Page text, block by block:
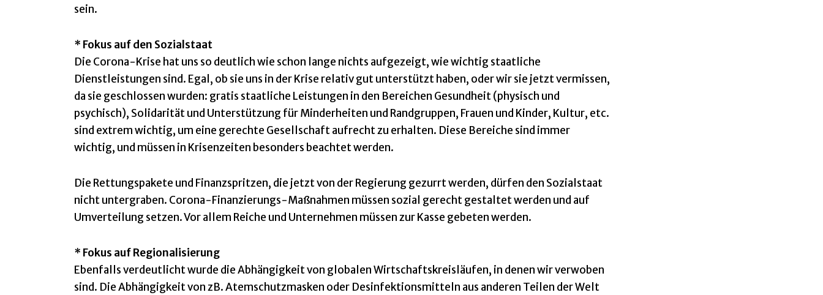
sein.
* Fokus auf den Sozialstaat
Die Corona-Krise hat uns so deutlich wie schon lange nichts aufgezeigt, wie wichtig staatliche
Dienstleistungen sind. Egal, ob sie uns in der Krise relativ gut unterstützt haben, oder wir sie jetzt vermissen,
da sie geschlossen wurden: gratis staatliche Leistungen in den Bereichen Gesundheit (physisch und
psychisch), Solidarität und Unterstützung für Minderheiten und Randgruppen, Frauen und Kinder, Kultur, etc.
sind extrem wichtig, um eine gerechte Gesellschaft aufrecht zu erhalten. Diese Bereiche sind immer
wichtig, und müssen in Krisenzeiten besonders beachtet werden.
Die Rettungspakete und Finanzspritzen, die jetzt von der Regierung gezurrt werden, dürfen den Sozialstaat
nicht untergraben. Corona-Finanzierungs-Maßnahmen müssen sozial gerecht gestaltet werden und auf
Umverteilung setzen. Vor allem Reiche und Unternehmen müssen zur Kasse gebeten werden.
* Fokus auf Regionalisierung
Ebenfalls verdeutlicht wurde die Abhängigkeit von globalen Wirtschaftskreisläufen, in denen wir verwoben
sind. Die Abhängigkeit von zB. Atemschutzmasken oder Desinfektionsmitteln aus anderen Teilen der Welt